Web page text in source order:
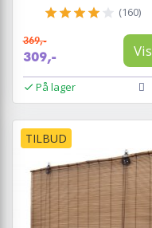
(160)
369,-
309,- Vis
På lager
TILBUD